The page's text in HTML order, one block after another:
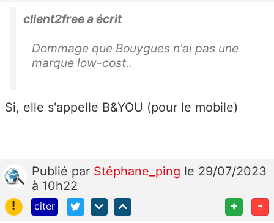
client2free a écrit
Dommage que Bouygues n'ai pas une
marque low-cost..
Si, elle s'appelle B&YOU (pour le mobile)
Publié par Stéphane_ping le 29/07/2023
à 10h22
!
citer + -